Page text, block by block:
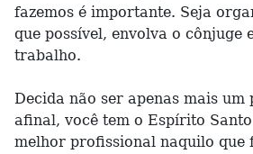
fazemos é importante. Seja
que possível, envolva o cônjuge
trabalho.
Decida não ser apenas mais um
afinal, você tem o Espírito Santo
melhor profissional naquilo que